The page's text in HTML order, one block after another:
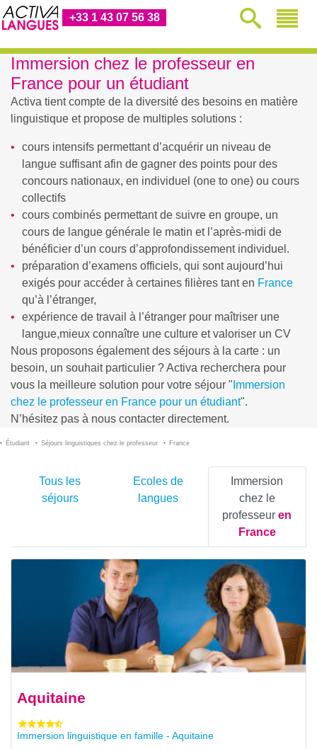
+33 1 43 07 56 38
Immersion chez le professeur en
France pour un étudiant
Activa tient compte de la diversité des besoins en matière
linguistique et propose de multiples solutions :
cours intensifs permettant d’acquérir un niveau de
langue suffisant afin de gagner des points pour des
concours nationaux, en individuel (one to one) ou cours
collectifs
cours combinés permettant de suivre en groupe, un
cours de langue générale le matin et l’après-midi de
bénéficier d’un cours d’approfondissement individuel.
préparation d’examens officiels, qui sont aujourd’hui
exigés pour accéder à certaines filières tant en France
qu’à l’étranger,
expérience de travail à l’étranger pour maîtriser une
langue,mieux connaître une culture et valoriser un CV
Nous proposons également des séjours à la carte : un
besoin, un souhait particulier ? Activa recherchera pour
vous la meilleure solution pour votre séjour " Immersion
chez le professeur en France pour un étudiant".
N’hésitez pas à nous contacter directement.
Étudiant Séjours linguistiques chez le professeur France
Tous les
séjours
Ecoles de
langues
Immersion
chez le
professeuren
France
Aquitaine
Immersion linguistique en famille - Aquitaine